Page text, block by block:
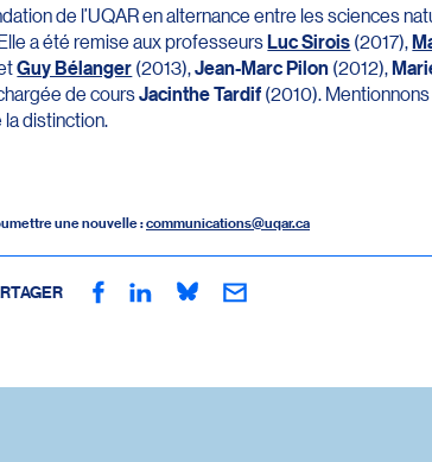
de l’UQAR en alternance entre les sciences
a été remise aux professeursLuc Sirois(2017),
Guy Bélanger(2013),Jean-Marc Pilon(2012),
de coursJacinthe Tardif(2010). Mentionnons
distinction.
une nouvelle :communications@uqar.ca